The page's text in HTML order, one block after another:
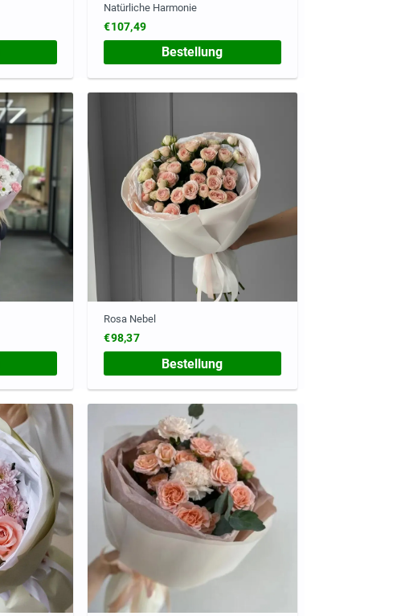
Natürliche Harmonie
€107,49
Bestellung
Rosa Nebel
€98,37
Bestellung